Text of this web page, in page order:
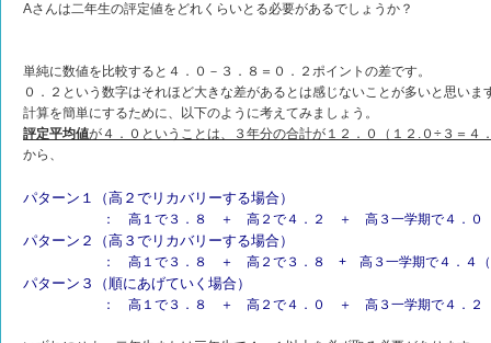
Aさんは二年生の評定値をどれくらいとる必要があるでしょうか？
単純に数値を比較すると４．０－３．８＝０．２ポイントの差です。
０．２という数字はそれほど大きな差があるとは感じないことが多いと思いま
計算を簡単にするために、以下のように考えてみましょう。
評定平均値が４．０ということは、３年分の合計が１２．０（１２.０÷３＝４
から、
パターン１（高２でリカバリーする場合）
： 高１で３．８ ＋ 高２で４．２ ＋ 高３一学期で４．０
パターン２（高３でリカバリーする場合）
： 高１で３．８ ＋ 高２で３．８ + 高３一学期で４．４（５
パターン３（順にあげていく場合）
： 高１で３．８ ＋ 高２で４．０ ＋ 高３一学期で４．２